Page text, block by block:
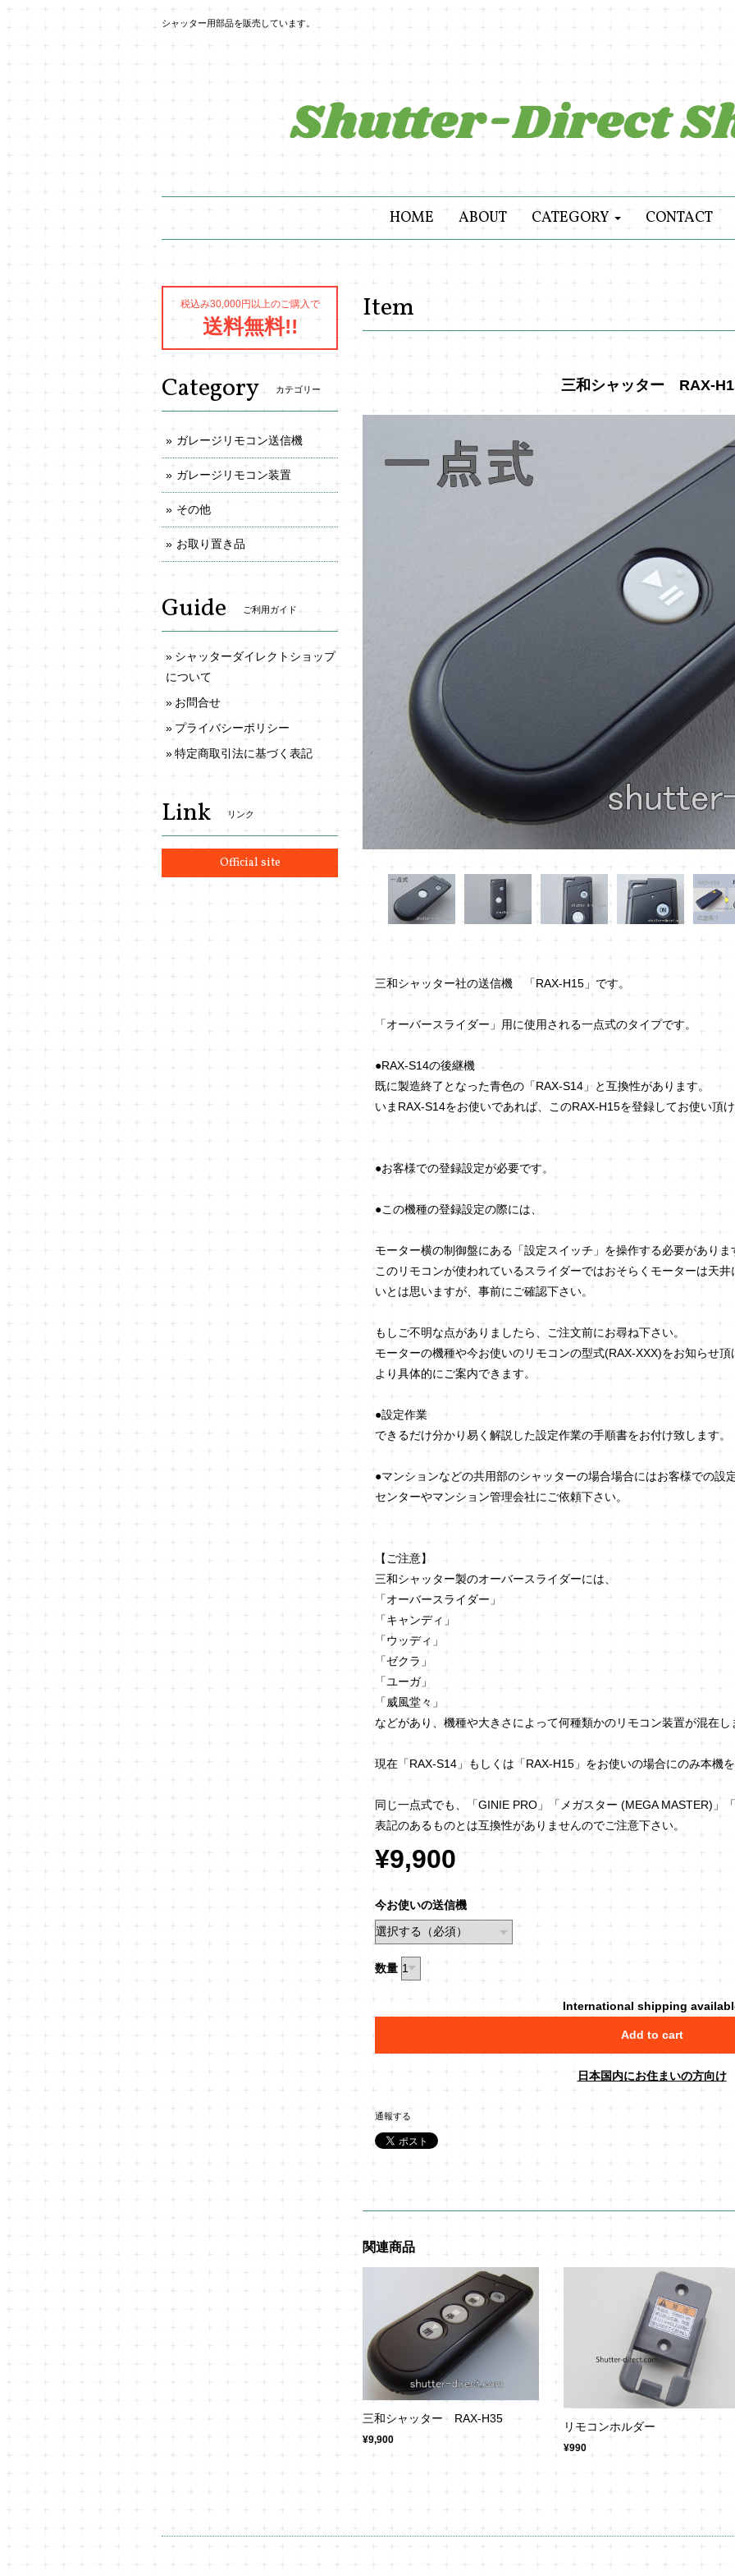
シャッター用部品を販売しています。
HOME ABOUT CATEGORY CONTACT
Item
三和シャッター RAX-
三和シャッター社の送信機 「RAX-H15」です。
「オーバースライダー」用に使用される一点式のタイプです。
●RAX-S14の後継機
既に製造終了となった青色の「RAX-S14」と互換性があります。
いまRAX-S14をお使いであれば、このRAX-H15を登録してお使い頂
●お客様での登録設定が必要です。
●この機種の登録設定の際には、
モーター横の制御盤にある「設定スイッチ」を操作する必要がありま
このリモコンが使われているスライダーではおそらくモーターは天
いとは思いますが、事前にご確認下さい。
もしご不明な点がありましたら、ご注文前にお尋ね下さい。
モーターの機種や今お使いのリモコンの型式(RAX-XXX)をお知らせ頂
より具体的にご案内できます。
●設定作業
できるだけ分かり易く解説した設定作業の手順書をお付け致します。
●マンションなどの共用部のシャッターの場合場合にはお客様での設
センターやマンション管理会社にご依頼下さい。
【ご注意】
三和シャッター製のオーバースライダーには、
「オーバースライダー」
「キャンディ」
「ウッディ」
「ゼクラ」
「ユーガ」
「威風堂々」
などがあり、機種や大きさによって何種類かのリモコン装置が混在し
現在「RAX-S14」もしくは「RAX-H15」をお使いの場合にのみ本機
同じ一点式でも、「GINIE PRO」「メガスター (MEGA MASTER)」
表記のあるものとは互換性がありませんのでご注意下さい。
¥9,900
今お使いの送信機
数量
International shipping
Add to cart
日本国内にお住まいの方向け
通報する
関連商品
三和シャッター RAX-H35
¥9,900
リモコンホルダー
¥990
税込み30,000円以上のご購入で
送料無料!!
Category カテゴリー
ガレージリモコン送信機
ガレージリモコン装置
その他
お取り置き品
Guide ご利用ガイド
シャッターダイレクトショップ
について
お問合せ
プライバシーポリシー
特定商取引法に基づく表記
Link リンク
Official site